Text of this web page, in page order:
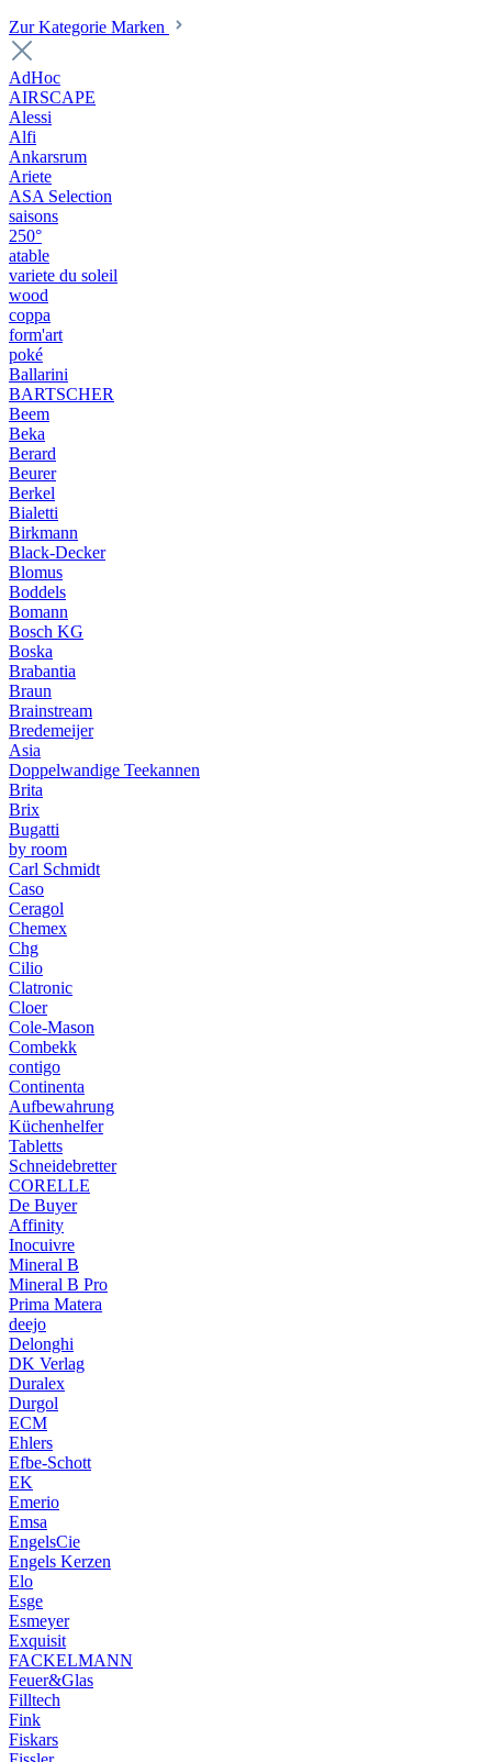
Zur Kategorie Marken
AdHoc
AIRSCAPE
Alessi
Alfi
Ankarsrum
Ariete
ASA Selection
saisons
250°
atable
variete du soleil
wood
coppa
form'art
poké
Ballarini
BARTSCHER
Beem
Beka
Berard
Beurer
Berkel
Bialetti
Birkmann
Black-Decker
Blomus
Boddels
Bomann
Bosch KG
Boska
Brabantia
Braun
Brainstream
Bredemeijer
Asia
Doppelwandige Teekannen
Brita
Brix
Bugatti
by room
Carl Schmidt
Caso
Ceragol
Chemex
Chg
Cilio
Clatronic
Cloer
Cole-Mason
Combekk
contigo
Continenta
Aufbewahrung
Küchenhelfer
Tabletts
Schneidebretter
CORELLE
De Buyer
Affinity
Inocuivre
Mineral B
Mineral B Pro
Prima Matera
deejo
Delonghi
DK Verlag
Duralex
Durgol
ECM
Ehlers
Efbe-Schott
EK
Emerio
Emsa
EngelsCie
Engels Kerzen
Elo
Esge
Esmeyer
Exquisit
FACKELMANN
Feuer&Glas
Filltech
Fink
Fiskars